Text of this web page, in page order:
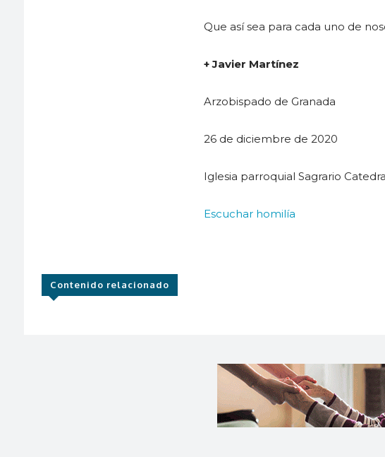
Que así sea para cada uno de
+ Javier Martínez
Arzobispado de Granada
26 de diciembre de 2020
Iglesia parroquial Sagrario
Escuchar homilía
Contenido relacionado